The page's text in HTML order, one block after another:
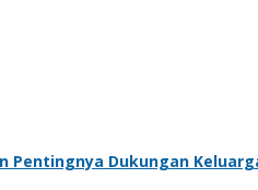
Pentingnya Dukungan